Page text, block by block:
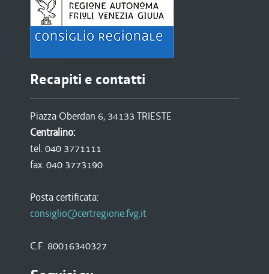
Recapiti e contatti
Piazza Oberdan 6, 34133 TRIESTE
Centralino:
tel. 040 3771111
fax. 040 3773190
Posta certificata:
consiglio@certregione.fvg.it
C.F. 80016340327